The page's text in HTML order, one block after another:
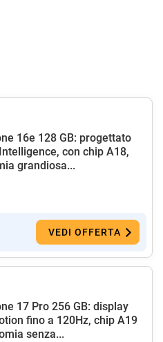
16e 128 GB: progettato
con chip A18,
grandiosa...
VEDI OFFERTA
17 Pro 256 GB: display
fino a 120Hz, chip A19
senza...